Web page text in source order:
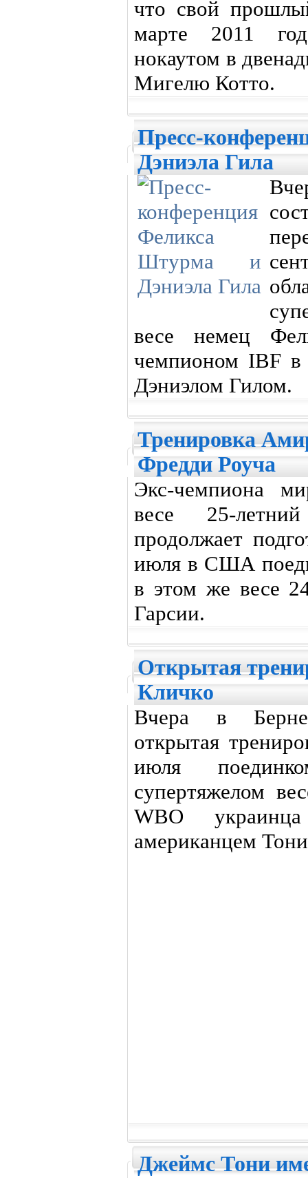
что свой
марте 2011
нокаутом в
Мигелю Котто.
Пресс-
Дэниэла Гила
весе немец
чемпионом IBF в
Дэниэлом Гилом.
Тренировка
Фредди Роуча
Экс-чемпиона
весе 25-
продолжает
июля в США
в этом же весе
Гарсии.
Открытая
Кличко
Вчера в
открытая
июля
супертяжелом
WBO
американцем
Джеймс Тони